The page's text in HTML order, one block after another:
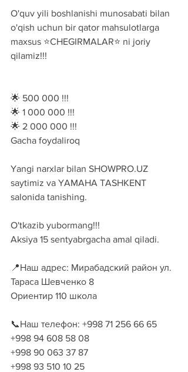
O'quv yili boshlanishi munosabati bilan
o'qish uchun bir qator mahsulotlarga
maxsus ⭐️CHEGIRMALAR⭐️ ni joriy
qilamiz!!!
🌟 500 000 !!!
🌟 1 000 000 !!!
🌟 2 000 000 !!!
Gacha foydaliroq
Yangi narxlar bilan SHOWPRO.UZ
saytimiz va YAMAHA TASHKENT
salonida tanishing.
O'tkazib yubormang!!!
Aksiya 15 sentyabrgacha amal qiladi.
📍Наш адрес: Мирабадский район ул.
Тараса Шевченко 8
Ориентир 110 школа
📞Наш телефон: +998 71 256 66 65
+998 94 608 58 08
+998 90 063 37 87
+998 93 510 10 25